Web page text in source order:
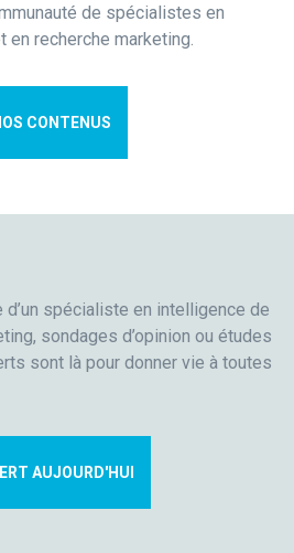
de spécialistes en
en recherche marketing.
CONTENUS
spécialiste en intelligence de
sondages d’opinion ou études
sont là pour donner vie à toutes
AUJOURD'HUI